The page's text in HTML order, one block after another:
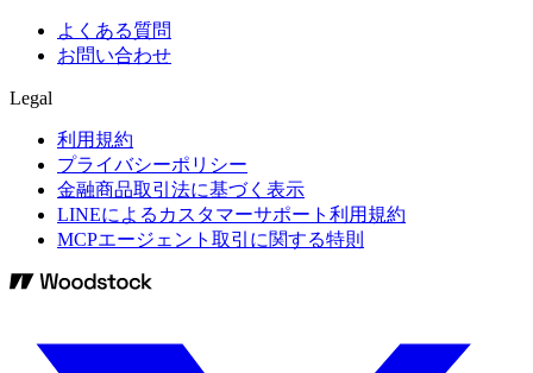
よくある質問
お問い合わせ
Legal
利用規約
プライバシーポリシー
金融商品取引法に基づく表示
LINEによるカスタマーサポート利用規約
MCPエージェント取引に関する特則